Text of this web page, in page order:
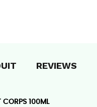
REVIEWS
CORPS 100ML